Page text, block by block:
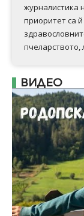
журналистика
приоритет са
ВИДЕО